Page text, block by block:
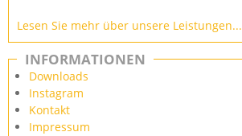
Lesen Sie mehr über unsere Leistungen...
Downloads
Instagram
Kontakt
Impressum
INFORMATIONEN